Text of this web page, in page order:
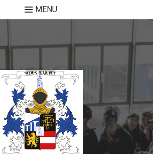
MENU